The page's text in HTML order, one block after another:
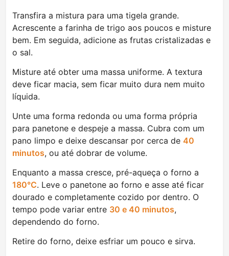
Transfira a mistura para uma tigela grande.
Acrescente a farinha de trigo aos poucos e misture
bem. Em seguida, adicione as frutas cristalizadas e
o sal.
Misture até obter uma massa uniforme. A textura
deve ficar macia, sem ficar muito dura nem muito
líquida.
Unte uma forma redonda ou uma forma própria
para panetone e despeje a massa. Cubra com um
pano limpo e deixe descansar por cerca de 40
minutos, ou até dobrar de volume.
Enquanto a massa cresce, pré-aqueça o forno a
180°C. Leve o panetone ao forno e asse até ficar
dourado e completamente cozido por dentro. O
tempo pode variar entre 30 e 40 minutos,
dependendo do forno.
Retire do forno, deixe esfriar um pouco e sirva.